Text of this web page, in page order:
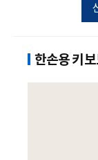
한손용 키